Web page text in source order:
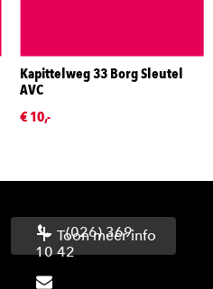
Kapittelweg 33 Borg Sleutel
AVC
€ 10,-
(026) 369
10 42
Toon meer info